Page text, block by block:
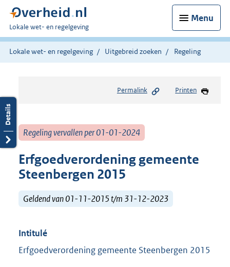
Menu
U
bent
hier:
Lokale wet- en regelgeving
Lokale wet- en regelgeving Uitgebreid zoeken Regeling
Permalink Printen
Regeling vervallen per 01-01-2024
Erfgoedverordening gemeente
Steenbergen 2015
Geldend van 01-11-2015 t/m 31-12-2023
Intitulé
Erfgoedverordening gemeente Steenbergen 2015